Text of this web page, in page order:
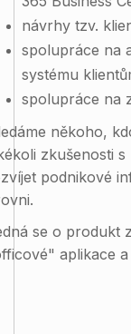
návrhy tzv.
spolupráce na
systému
spolupráce na
někoho,
zkušenosti
podnikové
se o produkt
aplikace